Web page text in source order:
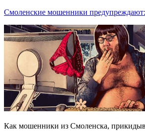
Смоленские мошенники предупреждают:
Как мошенники из Смоленска,